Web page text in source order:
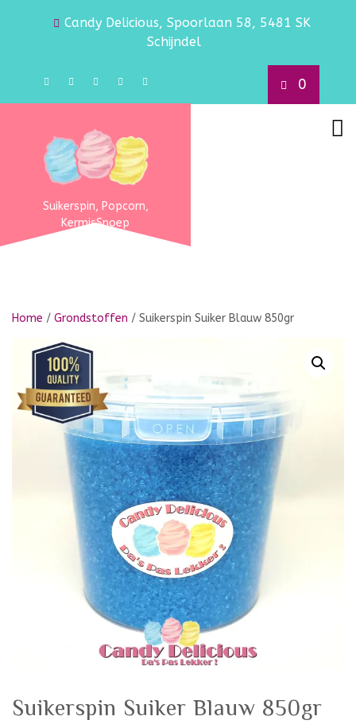
Candy Delicious, Spoorlaan 58, 5481 SK
Schijndel
0
Suikerspin, Popcorn,
KermisSnoep
Home / Grondstoffen / Suikerspin Suiker Blauw 850gr
Suikerspin Suiker Blauw 850gr